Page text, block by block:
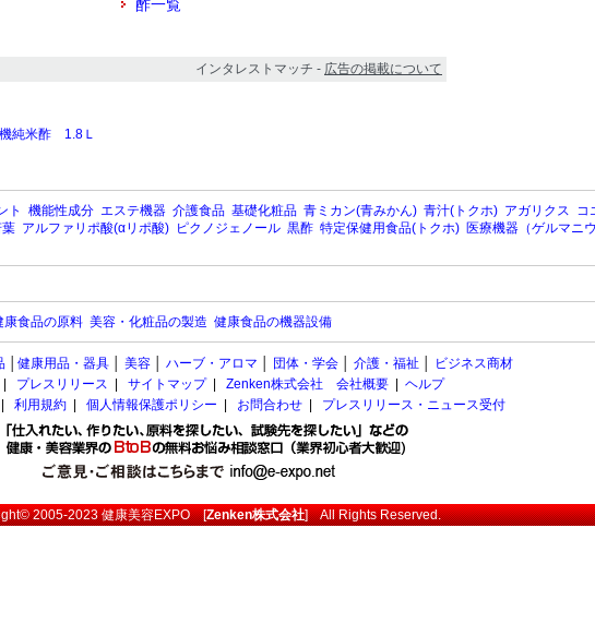
酢一覧
インタレストマッチ - 広告の掲載について
純米酢 1.8Ｌ
ト 機能性成分 エステ機器 介護食品 基礎化粧品 青ミカン(青みかん) 青汁(トクホ) アガリクス コ
アルファリポ酸(αリポ酸) ピクノジェノール 黒酢 特定保健用食品(トクホ) 医療機器（ゲルマニウ
康食品の原料 美容・化粧品の製造 健康食品の機器設備
健康用品・器具 美容 ハーブ・アロマ 団体・学会 介護・福祉
ビジネス商材
プレスリリース サイトマップ| Zenken株式会社 会社概要
ヘルプ
利用規約 個人情報保護ポリシー お問合わせ プレスリリース・ニュース受付
2005-2023健康美容EXPO[Zenken株式会社] All Rights Reserved.